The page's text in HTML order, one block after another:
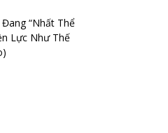
“Nhất Thể
Lực Như Thế